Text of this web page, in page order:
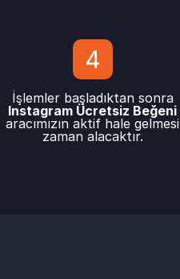
4
İşlemler başladıktan sonra
Instagram Ücretsiz Beğeni
aracımızın aktif hale gelmesi
zaman alacaktır.